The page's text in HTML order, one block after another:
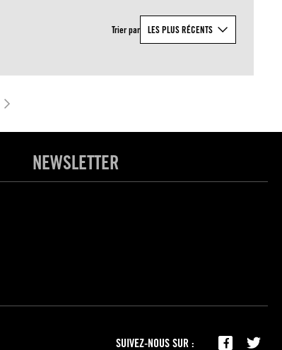
Trier par LES PLUS RÉCENTS
NEWSLETTER
SUIVEZ-NOUS SUR :